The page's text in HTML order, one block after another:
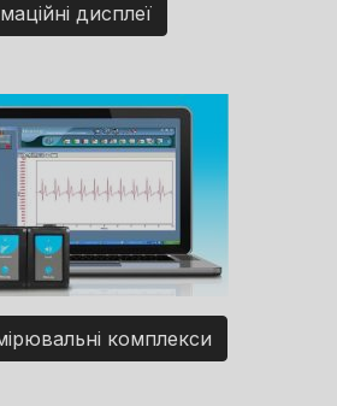
дисплеї
комплекси